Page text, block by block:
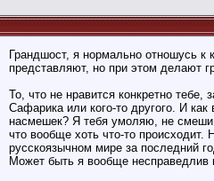
Грандшост, я нормально отношусь к
представляют, но при этом делают
То, что не нравится конкретно
Сафарика или кого-то другого. И
насмешек? Я тебя умоляю, не смеши
что вообще хоть что-то
русскоязычном мире за последний
Может быть я вообще несправедлив